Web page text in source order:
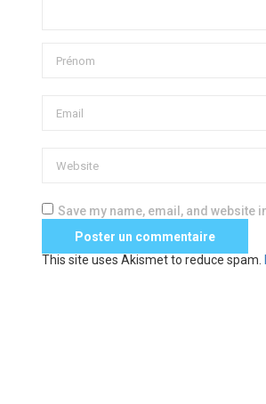
Save my name, email, and website
This site uses Akismet to reduce spam.